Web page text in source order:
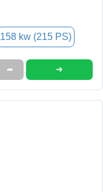
158 kw (215 PS)
➦ ➜